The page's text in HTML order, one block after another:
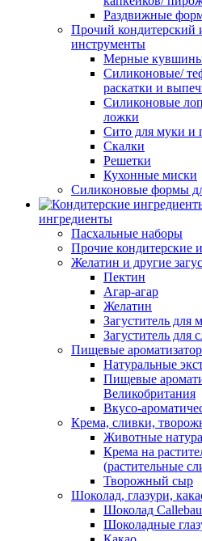
Раздвижные
Прочий кондитерский
инструменты
Мерные
Силиконовые/
раскатки и
Силиконовые
ложки
Сито для муки и
Скалки
Решетки
Кухонные миски
Силиконовые формы
ингредиенты
Пасхальные наборы
Прочие кондитерские
Желатин и другие
Пектин
Агар-агар
Желатин
Загуститель для
Загуститель для
Пищевые
Натуральные
Пищевые
Великобритания
Вкусо-
Крема, сливки,
Животные
Крема на
(растительные
Творожный сыр
Шоколад, глазури,
Шоколад
Шоколадные